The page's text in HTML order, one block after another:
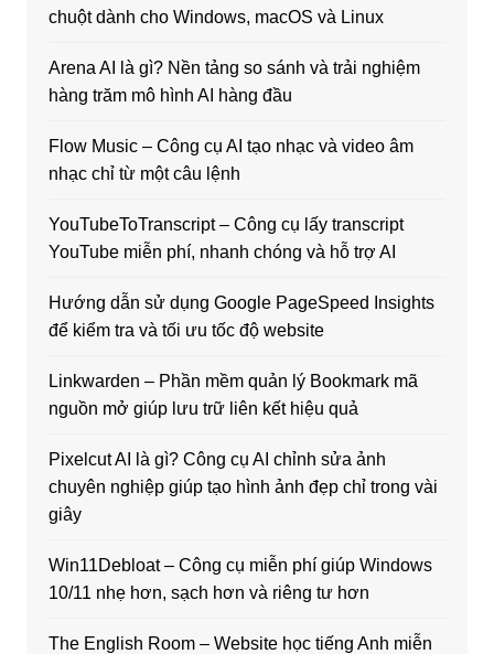
chuột dành cho Windows, macOS và Linux
Arena AI là gì? Nền tảng so sánh và trải nghiệm
hàng trăm mô hình AI hàng đầu
Flow Music – Công cụ AI tạo nhạc và video âm
nhạc chỉ từ một câu lệnh
YouTubeToTranscript – Công cụ lấy transcript
YouTube miễn phí, nhanh chóng và hỗ trợ AI
Hướng dẫn sử dụng Google PageSpeed Insights
để kiểm tra và tối ưu tốc độ website
Linkwarden – Phần mềm quản lý Bookmark mã
nguồn mở giúp lưu trữ liên kết hiệu quả
Pixelcut AI là gì? Công cụ AI chỉnh sửa ảnh
chuyên nghiệp giúp tạo hình ảnh đẹp chỉ trong vài
giây
Win11Debloat – Công cụ miễn phí giúp Windows
10/11 nhẹ hơn, sạch hơn và riêng tư hơn
The English Room – Website học tiếng Anh miễn